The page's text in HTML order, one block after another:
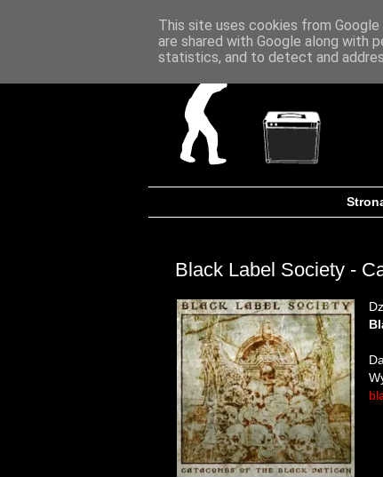
Black Label Society -
This site uses cookies from
are shared with Google along with
statistics, and to detect and